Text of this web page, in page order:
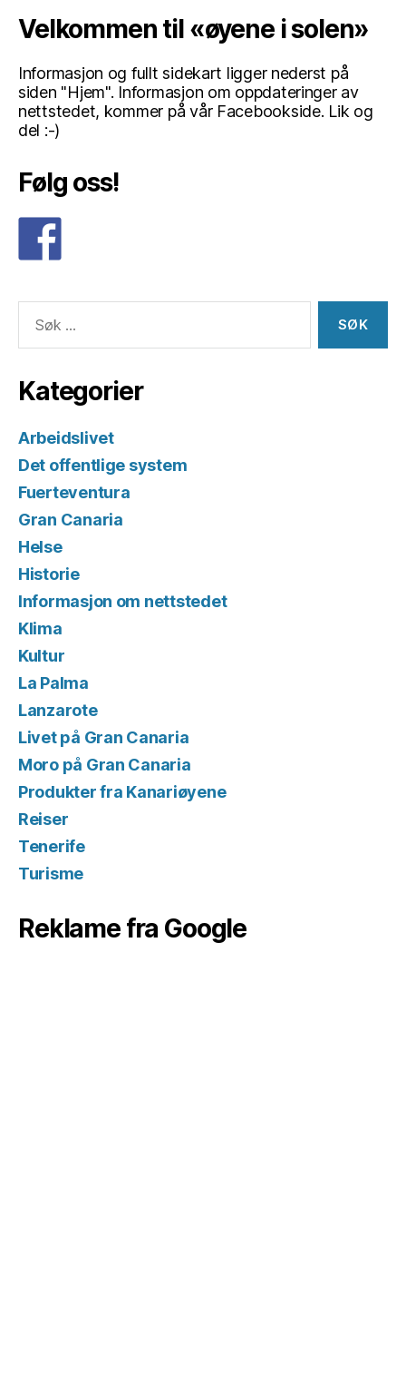
Velkommen til «øyene i solen»
Informasjon og fullt sidekart ligger nederst på
siden "Hjem". Informasjon om oppdateringer av
nettstedet, kommer på vår Facebookside. Lik og
del :-)
Følg oss!
etter:
Kategorier
Arbeidslivet
Det offentlige system
Fuerteventura
Gran Canaria
Helse
Historie
Informasjon om nettstedet
Klima
Kultur
La Palma
Lanzarote
Livet på Gran Canaria
Moro på Gran Canaria
Produkter fra Kanariøyene
Reiser
Tenerife
Turisme
Reklame fra Google